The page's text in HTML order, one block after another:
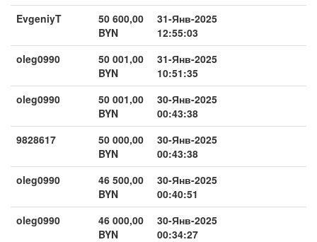
EvgeniyT
50 600,00
BYN
31-Янв-2025
12:55:03
oleg0990
50 001,00
BYN
31-Янв-2025
10:51:35
oleg0990
50 001,00
BYN
30-Янв-2025
00:43:38
9828617
50 000,00
BYN
30-Янв-2025
00:43:38
oleg0990
46 500,00
BYN
30-Янв-2025
00:40:51
oleg0990
46 000,00
BYN
30-Янв-2025
00:34:27